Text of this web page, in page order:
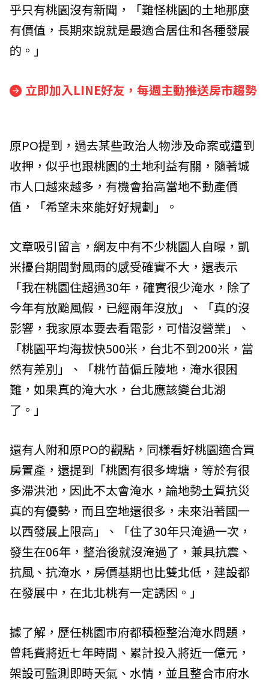
乎只有桃園沒有新聞，「難怪桃園的土地那麼
有價值，長期來說就是最適合居住和各種發展
的。」
立即加入LINE好友，每週主動推送房市趨勢
原PO提到，過去某些政治人物涉及命案或遭到
收押，似乎也跟桃園的土地利益有關，隨著城
市人口越來越多，有機會抬高當地不動產價
值，「希望未來能好好規劃」。
文章吸引留言，網友中有不少桃園人自曝，凱
米擾台期間對風雨的感受確實不大，還表示
「我在桃園住超過30年，確實很少淹水，除了
今年有放颱風假，已經兩年沒放」、「真的沒
影響，我家原本要去看電影，可惜沒營業」、
「桃園平均海拔快500米，台北不到200米，當
然有差別」、「桃竹苗偏丘陵地，淹水很困
難，如果真的淹大水，台北應該變台北湖
了。」
還有人附和原PO的觀點，同樣看好桃園適合買
房置產，還提到「桃園有很多埤塘，等於有很
多滯洪池，因此不太會淹水，論地勢土質抗災
真的有優勢，而且空地還很多，未來沿著國一
以西發展上限高」、「住了30年只淹過一次，
發生在06年，整治後就沒淹過了，兼具抗震、
抗風、抗淹水，房價基期也比雙北低，建設都
在發展中，在北北桃有一定誘因。」
據了解，歷任桃園市府都積極整治淹水問題，
曾耗費將近七年時間、累計投入將近一億元，
架設可監測即時天氣、水情，並且整合市府水